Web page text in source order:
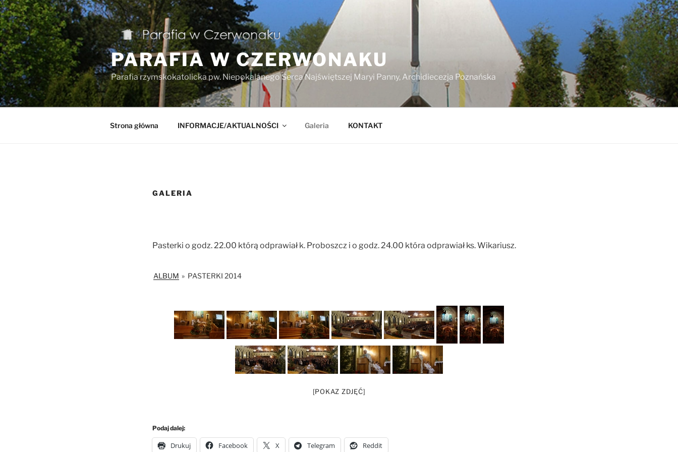
Przejdź
do
treści
PARAFIA W CZERWONAKU
Parafia rzymskokatolicka pw. Niepokalanego Serca Najświętszej Maryi Panny, Archidiecezja Poznańska
Strona główna INFORMACJE/AKTUALNOŚCI Galeria KONTAKT
GALERIA
Pasterki o godz. 22.00 którą odprawiał k. Proboszcz i o godz. 24.00 która odprawiał ks. Wikariusz.
ALBUM » PASTERKI 2014
[POKAZ ZDJĘĆ]
Podaj dalej:
Drukuj Facebook X Telegram Reddit